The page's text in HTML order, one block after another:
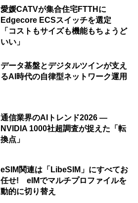
愛媛CATVが集合住宅FTTHに
Edgecore ECSスイッチを選定
「コストもサイズも機能もちょうど
いい」
データ基盤とデジタルツインが支え
るAI時代の自律型ネットワーク運用
通信業界のAIトレンド2026 ―
NVIDIA 1000社超調査が捉えた「転
換点」
eSIM関連は「LibeSIM」にすべてお
任せ! eIMでマルチプロファイルを
動的に切り替え